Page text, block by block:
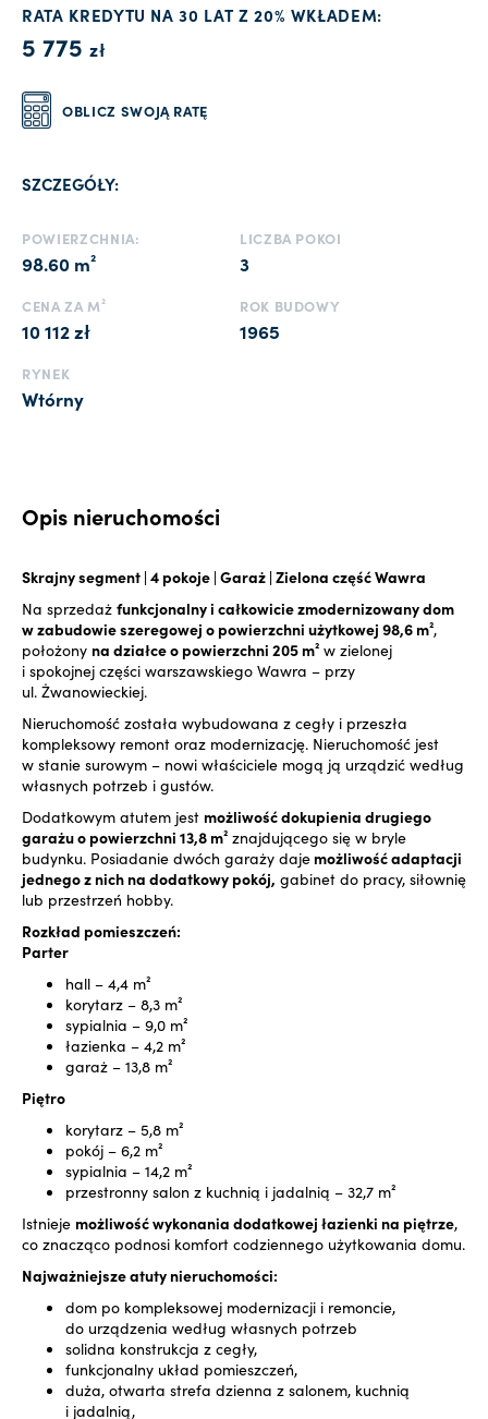
RATA KREDYTU NA 30 LAT Z 20% WKŁADEM:
5 775 zł
OBLICZ SWOJĄ RATĘ
SZCZEGÓŁY:
POWIERZCHNIA:
98.60 m²
LICZBA POKOI
3
CENA ZA M²
10 112 zł
ROK BUDOWY
1965
RYNEK
Wtórny
Opis nieruchomości
Skrajny segment | 4 pokoje | Garaż | Zielona część Wawra
Na sprzedaż funkcjonalny i całkowicie zmodernizowany dom
w zabudowie szeregowej o powierzchni użytkowej 98,6 m²,
położony na działce o powierzchni 205 m² w zielonej
i spokojnej części warszawskiego Wawra – przy
ul. Żwanowieckiej.
Nieruchomość została wybudowana z cegły i przeszła
kompleksowy remont oraz modernizację. Nieruchomość jest
w stanie surowym – nowi właściciele mogą ją urządzić według
własnych potrzeb i gustów.
Dodatkowym atutem jest możliwość dokupienia drugiego
garażu o powierzchni 13,8 m² znajdującego się w bryle
budynku. Posiadanie dwóch garaży daje możliwość adaptacji
jednego z nich na dodatkowy pokój, gabinet do pracy, siłownię
lub przestrzeń hobby.
Rozkład pomieszczeń:
Parter
hall – 4,4 m²
korytarz – 8,3 m²
sypialnia – 9,0 m²
łazienka – 4,2 m²
garaż – 13,8 m²
Piętro
korytarz – 5,8 m²
pokój – 6,2 m²
sypialnia – 14,2 m²
przestronny salon z kuchnią i jadalnią – 32,7 m²
Istnieje możliwość wykonania dodatkowej łazienki na piętrze,
co znacząco podnosi komfort codziennego użytkowania domu.
Najważniejsze atuty nieruchomości:
dom po kompleksowej modernizacji i remoncie,
do urządzenia według własnych potrzeb
solidna konstrukcja z cegły,
funkcjonalny układ pomieszczeń,
duża, otwarta strefa dzienna z salonem, kuchnią
i jadalnią,